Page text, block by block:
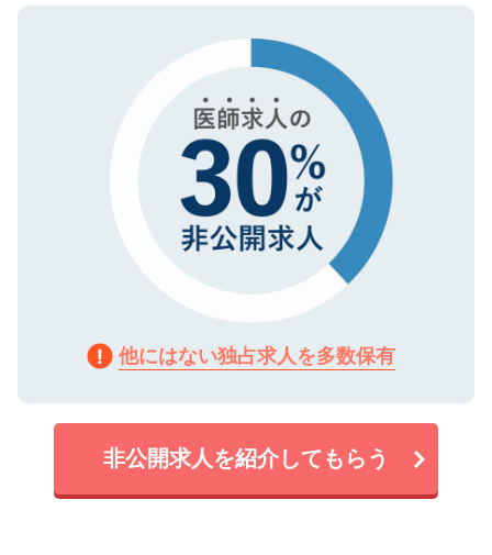
で、機密保持に関してもご安心ください。
ので、まずはご登録ください。
他にはない独占求人を多数保有
非公開求人を紹介してもらう